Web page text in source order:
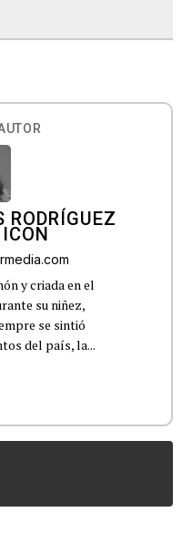
RODRÍGUEZ
y criada en el
su niñez,
se sintió
del país, la...